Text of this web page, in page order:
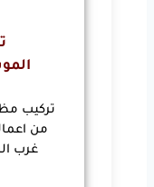
تركيب
من
غرب